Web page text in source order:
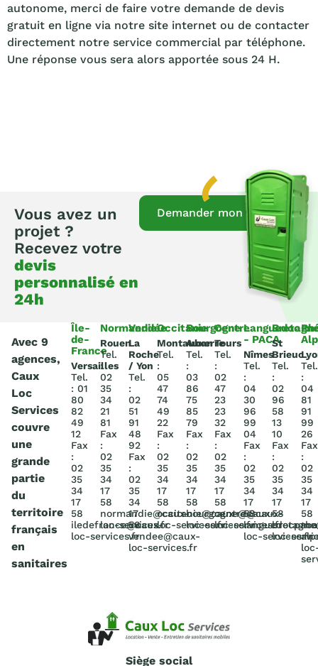
autonome, merci de faire votre demande de devis
gratuit en ligne via notre site internet ou de contacter
directement notre service commercial par téléphone.
Une réponse vous sera alors apportée sous 24 H.
Vous avez un
projet ?
Recevez votre
devis
personnalisé en
24h
Demander mon devis
Siège social
Avec 9
agences,
Caux
Loc
Services
couvre
une
grande
partie
du
territoire
français
en
sanitaires
Île-
de-
France
Versailles
Tel.
: 01
80
82
49
12
Fax
:
02
35
34
17
58
iledefrance@caux-
loc-services.fr
Normandie
Rouen
Tel.
:
02
35
34
21
81
Fax
:
02
35
34
17
58
normandie@caux-
loc-services.fr
Vendée
La
Roche
/ Yon
Tel.
:
02
51
91
48
92
Fax
:
02
35
34
17
58
vendee@caux-
loc-services.fr
Occitanie
Montauban
Tel.
:
05
47
74
49
22
Fax
:
02
35
34
17
58
occitanie@caux-
loc-services.fr
Bourgogne
Auxerre
Tel.
:
03
86
75
85
79
Fax
:
02
35
34
17
58
bourgogne@caux-
loc-services.fr
Centre
Tours
Tel.
:
02
47
23
23
32
Fax
:
02
35
34
17
58
centre@caux-
loc-services.fr
Languedoc
- PACA
Nîmes
Tel.
:
04
30
96
99
04
Fax
:
02
35
34
17
58
loc-services.fr
St
Brieuc
Tel.
:
02
96
58
13
10
Fax
:
02
35
34
17
58
loc-
Tel.
:
04
81
91
99
26
Fax
:
02
35
34
17
58